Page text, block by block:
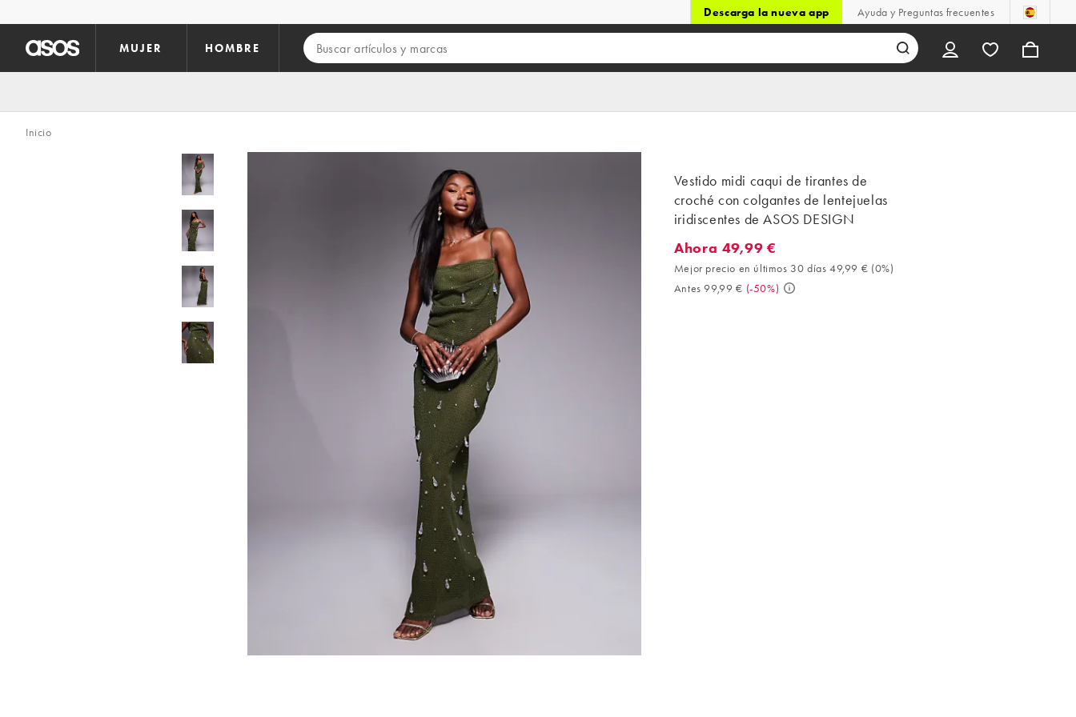
Descarga la nueva app Ayuda y Preguntas frecuentes
MUJER HOMBRE
Inicio
Vestido midi caqui de tirantes de
croché con colgantes de lentejuelas
iridiscentes de ASOS DESIGN
Ahora 49,99 €. Mejor precio en últimos 30 días 49,99 € (0%). Antes
Ahora 49,99 €
Mejor precio en últimos 30 días 49,99 € (0%)
Antes 99,99 € (-50%)